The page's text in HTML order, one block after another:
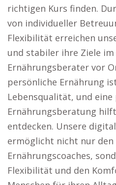
richtigen Kurs finden.
von individueller
Flexibilität erreichen
und stabiler ihre Ziele
Ernährungsberater vor
persönliche Ernährung
Lebensqualität, und
Ernährungsberatung
entdecken. Unsere
ermöglicht nicht nur
Ernährungscoaches,
Flexibilität und den